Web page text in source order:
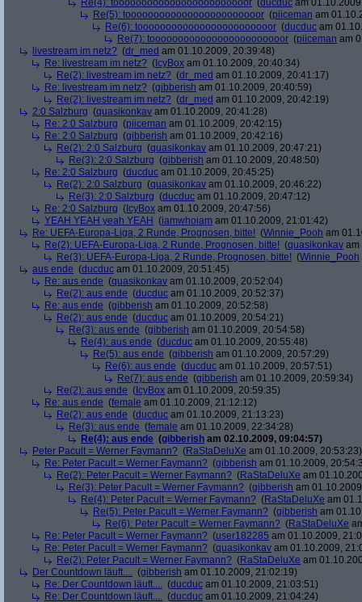
Re(4): toooooooooooooooooooooooor (ducduc am
Re(5): toooooooooooooooooooooooor (piiceman am
Re(6): toooooooooooooooooooooooor (ducduc am
Re(7): toooooooooooooooooooooooor (piiceman am
livestream im netz? (dr_med am 01.10.2009, 20:39:48)
Re: livestream im netz? ( IcyBox am 01.10.2009, 20:40:34)
Re(2): livestream im netz? (dr_med am 01.10.2009, 20:41:17)
Re: livestream im netz? (gibberish am 01.10.2009, 20:40:59)
Re(2): livestream im netz? (dr_med am 01.10.2009, 20:42:19)
2:0 Salzburg (quasikonkav am 01.10.2009, 20:41:28)
Re: 2:0 Salzburg (piiceman am 01.10.2009, 20:42:15)
Re: 2:0 Salzburg (gibberish am 01.10.2009, 20:42:16)
Re(2): 2:0 Salzburg (quasikonkav am 01.10.2009, 20:47:21)
Re(3): 2:0 Salzburg (gibberish am 01.10.2009, 20:48:50)
Re: 2:0 Salzburg (ducduc am 01.10.2009, 20:45:25)
Re(2): 2:0 Salzburg (quasikonkav am 01.10.2009, 20:46:22)
Re(3): 2:0 Salzburg (ducduc am 01.10.2009, 20:47:12)
Re: 2:0 Salzburg ( IcyBox am 01.10.2009, 20:47:56)
YEAH YEAH yeah YEAH (iamwhoiam am 01.10.2009, 21:01:42)
Re: UEFA-Europa-Liga, 2 Runde, Prognosen, bitte! (Winnie_Pooh am
Re(2): UEFA-Europa-Liga, 2 Runde, Prognosen, bitte! (quasikonkav am
Re(3): UEFA-Europa-Liga, 2 Runde, Prognosen, bitte! (Winnie_Pooh
aus ende (ducduc am 01.10.2009, 20:51:45)
Re: aus ende (quasikonkav am 01.10.2009, 20:52:04)
Re(2): aus ende (ducduc am 01.10.2009, 20:52:37)
Re: aus ende (gibberish am 01.10.2009, 20:52:58)
Re(2): aus ende (ducduc am 01.10.2009, 20:54:21)
Re(3): aus ende (gibberish am 01.10.2009, 20:54:58)
Re(4): aus ende (ducduc am 01.10.2009, 20:55:48)
Re(5): aus ende (gibberish am 01.10.2009, 20:57:29)
Re(6): aus ende (ducduc am 01.10.2009, 20:57:51)
Re(7): aus ende (gibberish am 01.10.2009, 20:59:34)
Re(2): aus ende ( IcyBox am 01.10.2009, 20:59:35)
Re: aus ende (female am 01.10.2009, 21:12:12)
Re(2): aus ende (ducduc am 01.10.2009, 21:13:23)
Re(3): aus ende (female am 01.10.2009, 22:34:28)
Re(4): aus ende (gibberish am 02.10.2009, 09:04:57)
Peter Pacult = Werner Faymann? (RaStaDeluXe am 01.10.2009, 20:53:23)
Re: Peter Pacult = Werner Faymann? (gibberish am 01.10.2009,
Re(2): Peter Pacult = Werner Faymann? (RaStaDeluXe am
Re(3): Peter Pacult = Werner Faymann? (gibberish am
Re(4): Peter Pacult = Werner Faymann? (RaStaDeluXe am
Re(5): Peter Pacult = Werner Faymann? (gibberish am
Re(6): Peter Pacult = Werner Faymann? (RaStaDeluXe
Re: Peter Pacult = Werner Faymann? (user182285 am 01.10.2009,
Re: Peter Pacult = Werner Faymann? (quasikonkav am 01.10.2009,
Re(2): Peter Pacult = Werner Faymann? (RaStaDeluXe am
Der Countdown läuft.... (gibberish am 01.10.2009, 21:02:19)
Re: Der Countdown läuft.... (ducduc am 01.10.2009, 21:03:51)
Re: Der Countdown läuft.... (ducduc am 01.10.2009, 21:04:24)